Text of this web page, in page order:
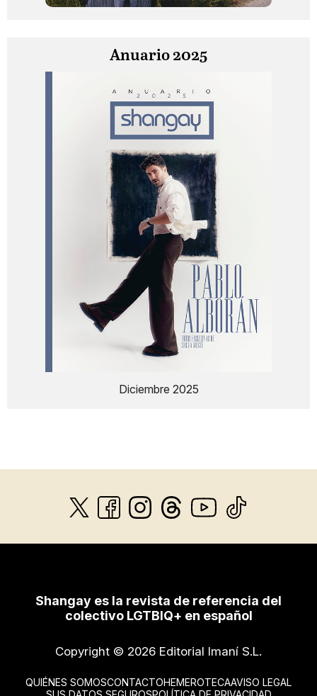
Anuario 2025
Diciembre 2025
Shangay es la revista de referencia del
colectivo LGTBIQ+ en español
Copyright © 2026 Editorial Imaní S.L.
QUIÉNES SOMOSCONTACTOHEMEROTECAAVISO LEGAL